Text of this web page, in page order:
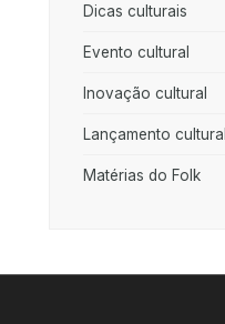
Dicas culturais
Evento cultural
Inovação cultural
Lançamento cultural
Matérias do Folk